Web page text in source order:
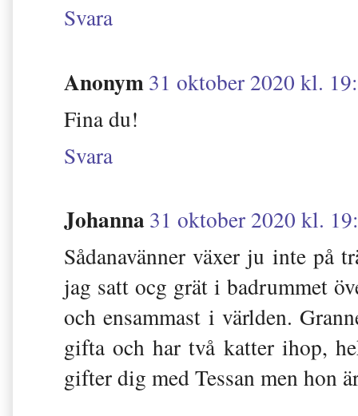
Svara
Anonym31 oktober 2020 kl.
Fina du!
Svara
Johanna31 oktober 2020 kl.
Sådanavänner växer ju inte på
jag satt ocg grät i badrummet
och ensammast i världen.
gifta och har två katter ihop,
gifter dig med Tessan men hon